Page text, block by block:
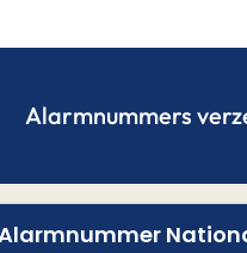
Alarmnummers